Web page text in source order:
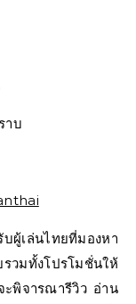
าบ
ผู้เล่นไทยที่มองหา
มทั้งโปรโมชั่นให้
ะพิจารณารีวิว อ่าน